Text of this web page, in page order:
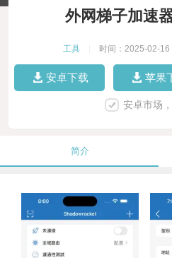
外网梯子加速
工具 时间：2025-02-16
安卓下载 苹果
安卓市场
简介